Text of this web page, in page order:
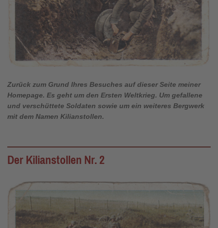
Zurück zum Grund Ihres Besuches auf dieser Seite meiner
Homepage. Es geht um den Ersten Weltkrieg. Um gefallene
und verschüttete Soldaten sowie um ein weiteres Bergwerk
mit dem Namen Kilianstollen.
Der Kilianstollen Nr. 2